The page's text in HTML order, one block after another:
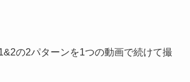
の2パターンを1つの動画で続けて撮